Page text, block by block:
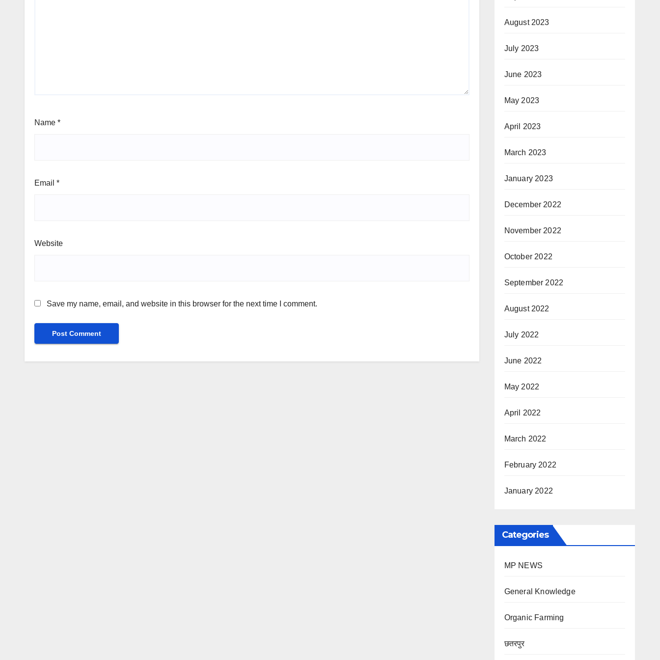
Name *
Email *
Website
Save my name, email, and website in this browser for the next time I comment.
August 2023
July 2023
June 2023
May 2023
April 2023
March 2023
January 2023
December 2022
November 2022
October 2022
September 2022
August 2022
July 2022
June 2022
May 2022
April 2022
March 2022
February 2022
January 2022
Categories
MP NEWS
General Knowledge
Organic Farming
छतरपुर